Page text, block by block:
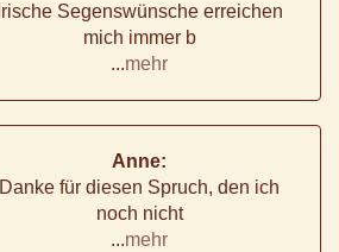
Irische Segenswünsche erreichen
mich immer b
...mehr
Anne:
Danke für diesen Spruch, den ich
noch nicht
...mehr